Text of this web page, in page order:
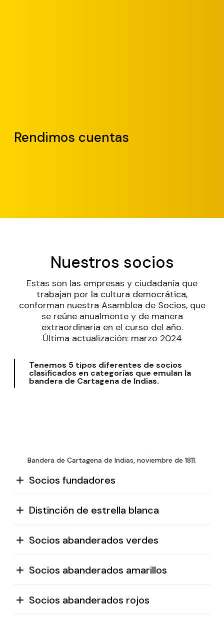
Rendimos cuentas
Nuestros socios
Estas son las empresas y ciudadanía que
trabajan por la cultura democrática,
conforman nuestra Asamblea de Socios, que
se reúne anualmente y de manera
extraordinaria en el curso del año.
Última actualización: marzo 2024
Tenemos 5 tipos diferentes de socios
clasificados en categorías que emulan la
bandera de Cartagena de Indias.
Bandera de Cartagena de Indias, noviembre de 1811.
Socios fundadores
Distinción de estrella blanca
Socios abanderados verdes
Socios abanderados amarillos
Socios abanderados rojos